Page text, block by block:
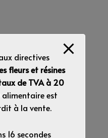
directives
fleurs et résines
de TVA à 20
alimentaire est
à la vente.
16 secondes